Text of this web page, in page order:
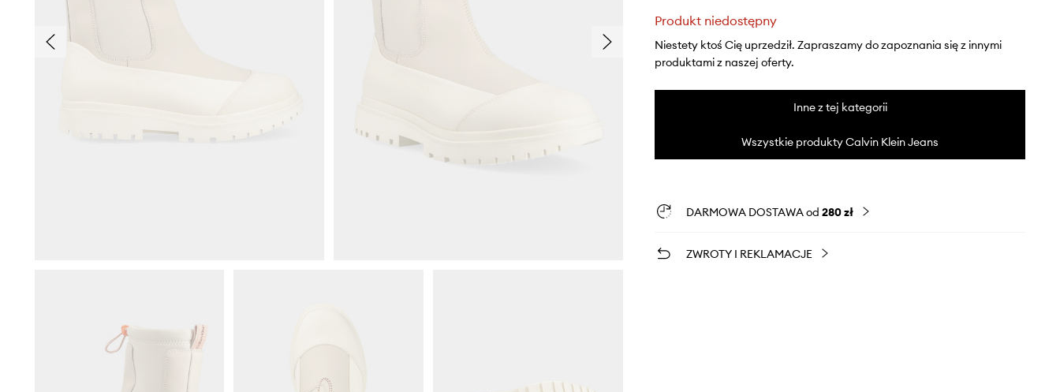
Produkt niedostępny
Niestety ktoś Cię uprzedził. Zapraszamy do zapoznania się z innymi
produktami z naszej oferty.
Inne z tej kategorii
Wszystkie produkty Calvin Klein Jeans
DARMOWA DOSTAWA od 280 zł
ZWROTY I REKLAMACJE